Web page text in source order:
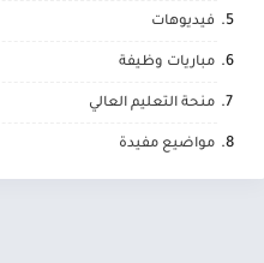
فيديوهات
مباريات وظيفة
منحة التعليم العالي
مواضيع مفيدة